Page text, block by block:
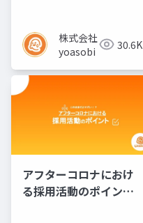
株式会社
yoasobi
30.6K
アフターコロナにおけ
る採用活動のポイント